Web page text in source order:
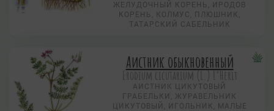
ЖЕЛУДОЧНЫЙ КОРЕНЬ, ИРОДОВ
КОРЕНЬ, КОЛМУС, ПЛЮШНИК,
ТАТАРСКИЙ САБЕЛЬНИК
Аистник обыкновенный
Erodium cicutarium (L.) L’Herit
АИСТНИК ЦИКУТОВЫЙ
ГРАБЕЛЬКИ, ЖУРАВЕЛЬНИК
ЦИКУТОВЫЙ, ИГОЛЬНИК, МАЛЫЕ